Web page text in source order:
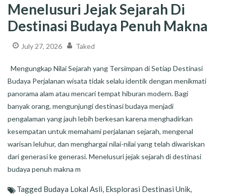
Menelusuri Jejak Sejarah Di
Destinasi Budaya Penuh Makna
July 27, 2026 Taked
Mengungkap Nilai Sejarah yang Tersimpan di Setiap Destinasi
Budaya Perjalanan wisata tidak selalu identik dengan menikmati
panorama alam atau mencari tempat hiburan modern. Bagi
banyak orang, mengunjungi destinasi budaya menjadi
pengalaman yang jauh lebih berkesan karena menghadirkan
kesempatan untuk memahami perjalanan sejarah, mengenal
warisan leluhur, dan menghargai nilai-nilai yang telah diwariskan
dari generasi ke generasi. Menelusuri jejak sejarah di destinasi
budaya penuh makna m
Tagged Budaya Lokal Asli, Eksplorasi Destinasi Unik,